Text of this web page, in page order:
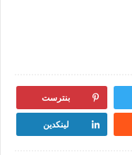
بنترست
لينكدين